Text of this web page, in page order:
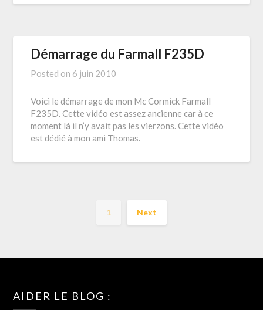
Démarrage du Farmall F235D
Posted on 6 juin 2010
Voici le démarrage de mon Mc Cormick Farmall
F235D. Cette vidéo est assez ancienne car à ce
moment là il n’y avait pas les vierzons. Cette vidéo
est dédié à mon ami Thomas.
1 Next
AIDER LE BLOG :